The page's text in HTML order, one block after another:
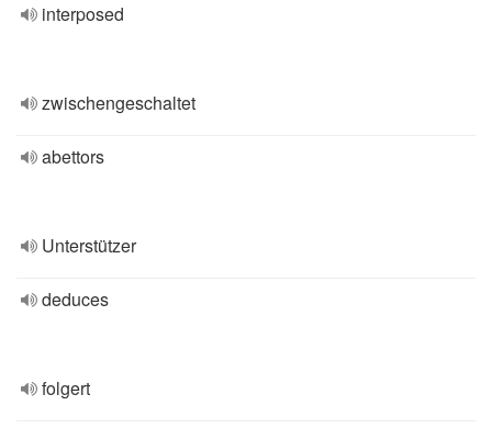
interposed
zwischengeschaltet
abettors
Unterstützer
deduces
folgert